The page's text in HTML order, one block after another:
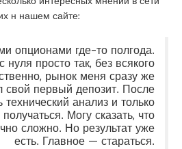
н нашем сайте:
опционами где-то полгода.
нуля просто так, без всякого
рынок меня сразу же
свой первый депозит. После
технический анализ и только
Могу сказать, что
сложно. Но результат уже
есть. Главное — стараться.